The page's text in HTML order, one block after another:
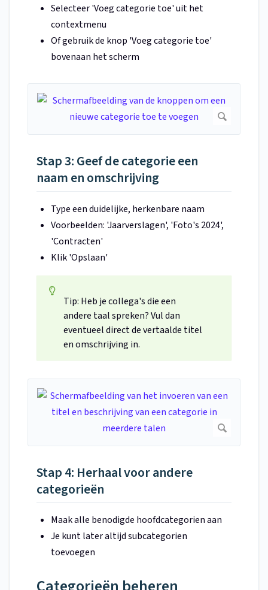
Selecteer 'Voeg categorie toe' uit het
contextmenu
Of gebruik de knop 'Voeg categorie toe'
bovenaan het scherm
Stap 3: Geef de categorie een
naam en omschrijving
Type een duidelijke, herkenbare naam
Voorbeelden: 'Jaarverslagen', 'Foto's 2024',
'Contracten'
Klik 'Opslaan'
Tip: Heb je collega's die een
andere taal spreken? Vul dan
eventueel direct de vertaalde titel
en omschrijving in.
Stap 4: Herhaal voor andere
categorieën
Maak alle benodigde hoofdcategorien aan
Je kunt later altijd subcategorien
toevoegen